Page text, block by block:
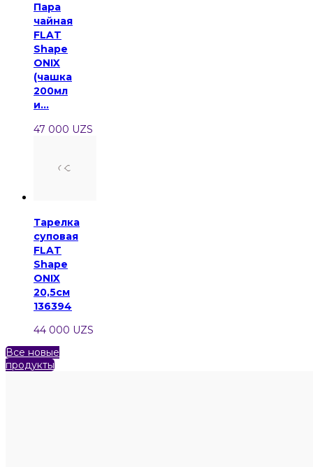
Пара
чайная
FLAT
Shape
ONIX
(чашка
200мл
и...
47 000 UZS
Тарелка
суповая
FLAT
Shape
ONIX
20,5см
136394
44 000 UZS
Все новые
продукты